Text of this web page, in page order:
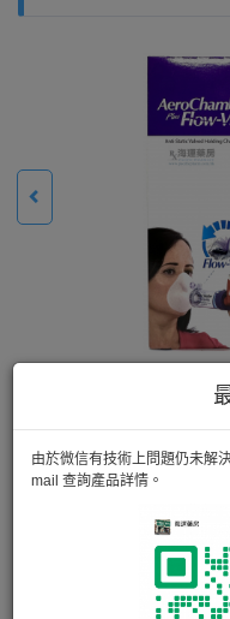
由於微信有技術上問題仍未解
mail 查詢產品詳情。